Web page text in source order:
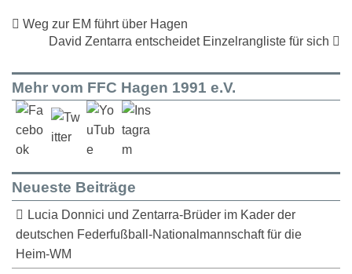
Weg zur EM führt über Hagen
David Zentarra entscheidet Einzelrangliste für sich
Mehr vom FFC Hagen 1991 e.V.
Neueste Beiträge
Lucia Donnici und Zentarra-Brüder im Kader der
deutschen Federfußball-Nationalmannschaft für die
Heim-WM